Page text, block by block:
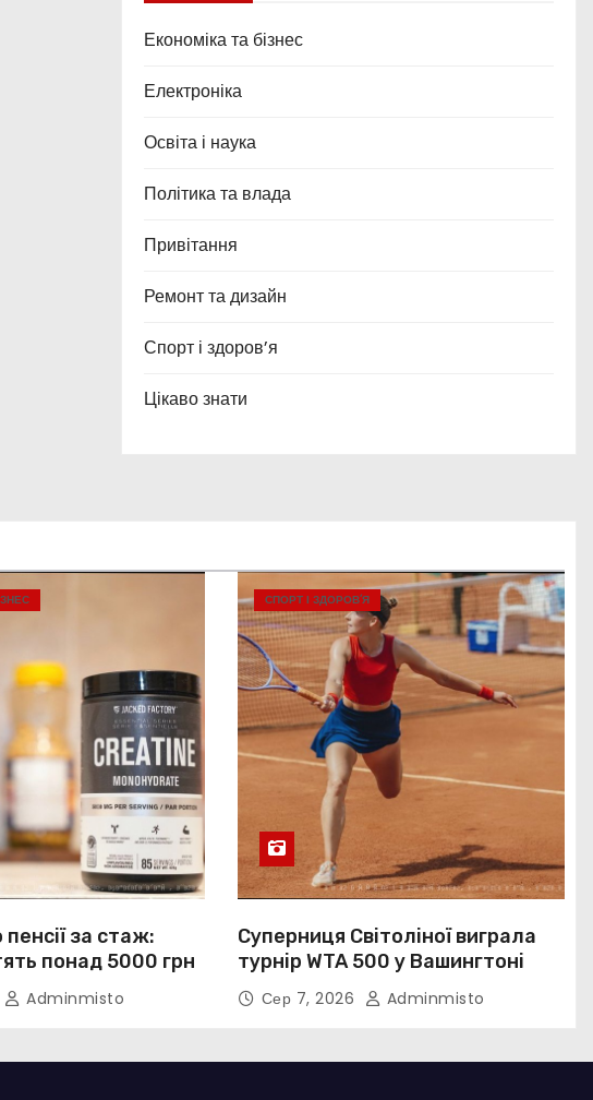
Економіка та бізнес
Електроніка
Освіта і наука
Політика та влада
Привітання
Ремонт та дизайн
Спорт і здоров’я
Цікаво знати
за стаж:
понад 5000 грн
Adminmisto
СПОРТ І ЗДОРОВ’Я
Суперниця Світоліної виграла
турнір WTA 500 у Вашингтоні
Сер 7, 2026 Adminmisto